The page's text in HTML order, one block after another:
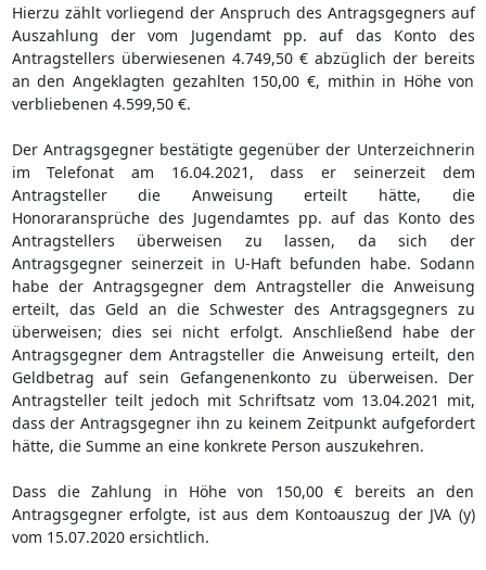
Hierzu zählt vorliegend der Anspruch des Antragsgegners auf
Auszahlung der vom Jugendamt pp. auf das Konto des
Antragstellers überwiesenen 4.749,50 € abzüglich der bereits
an den Angeklagten gezahlten 150,00 €, mithin in Höhe von
verbliebenen 4.599,50 €.
Der Antragsgegner bestätigte gegenüber der Unterzeichnerin
im Telefonat am 16.04.2021, dass er seinerzeit dem
Antragsteller die Anweisung erteilt hätte, die
Honoraransprüche des Jugendamtes pp. auf das Konto des
Antragstellers überweisen zu lassen, da sich der
Antragsgegner seinerzeit in U-Haft befunden habe. Sodann
habe der Antragsgegner dem Antragsteller die Anweisung
erteilt, das Geld an die Schwester des Antragsgegners zu
überweisen; dies sei nicht erfolgt. Anschließend habe der
Antragsgegner dem Antragsteller die Anweisung erteilt, den
Geldbetrag auf sein Gefangenenkonto zu überweisen. Der
Antragsteller teilt jedoch mit Schriftsatz vom 13.04.2021 mit,
dass der Antragsgegner ihn zu keinem Zeitpunkt aufgefordert
hätte, die Summe an eine konkrete Person auszukehren.
Dass die Zahlung in Höhe von 150,00 € bereits an den
Antragsgegner erfolgte, ist aus dem Kontoauszug der JVA (y)
vom 15.07.2020 ersichtlich.